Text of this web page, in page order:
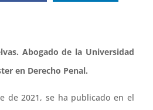
Abogado de la Universidad
en Derecho Penal.
de 2021, se ha publicado en el